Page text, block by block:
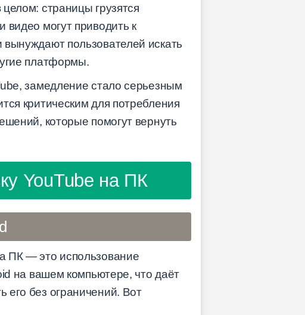
страницы грузятся
могут приводить к
пользователей искать
платформы.
замедление стало серьезным
критическим для потребления
которые помогут вернуть
YouTube на ПК
ПК — это использование
на вашем компьютере, что даёт
его без ограничений. Вот